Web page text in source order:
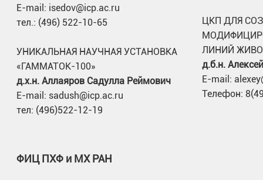
E-mail: isedov@icp.ac.ru
тел.: (496) 522-10-65
УНИКАЛЬНАЯ НАУЧНАЯ УСТАНОВКА
«ГАММАТОК-100»
д.х.н. Аллаяров Садулла Реймович
E-mail: sadush@icp.ac.ru
тел: (496)522-12-19
ЦКП ДЛЯ
ЛИНИЙ
д.б.н.
E-mail:
Телефон:
ФИЦ ПХФ и МХ РАН